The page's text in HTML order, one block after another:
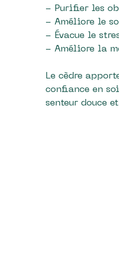
- Purifier les
- Améliore le
- Évacue le
- Améliore la
Le cèdre
confiance en
senteur douce